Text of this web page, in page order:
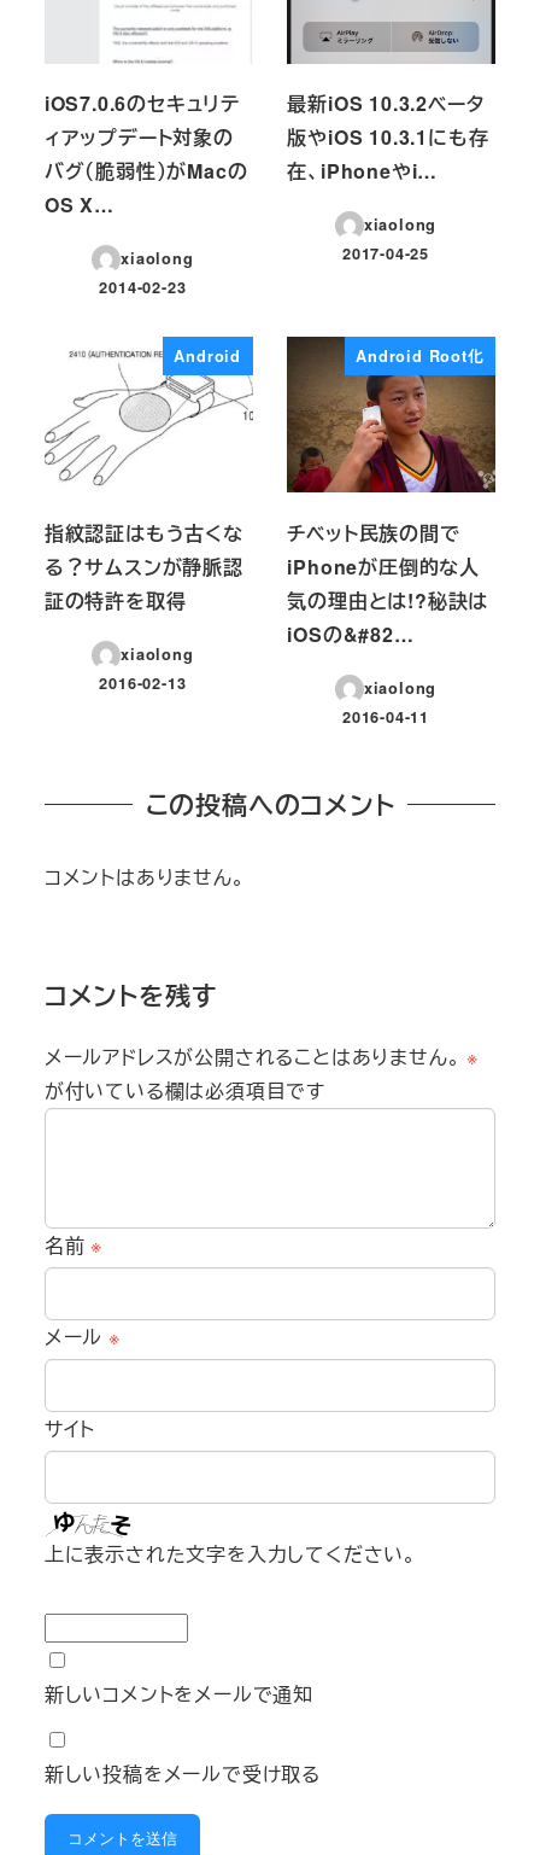
iOS7.0.6のセキュリテ
ィアップデート対象の
バグ（脆弱性）がMacの
OS X…
xiaolong
投稿日
2014-02-23
最新iOS 10.3.2ベータ
版やiOS 10.3.1にも存
在、iPhoneやi…
xiaolong
投稿日
2017-04-25
Android
指紋認証はもう古くな
る？サムスンが静脈認
証の特許を取得
xiaolong
投稿日
2016-02-13
Android Root化
チベット民族の間で
iPhoneが圧倒的な人
気の理由とは!?秘訣は
iOSの&#82…
xiaolong
投稿日
2016-04-11
この投稿へのコメント
コメントはありません。
コメントを残す
メールアドレスが公開されることはありません。 ※
が付いている欄は必須項目です
名前※
メール ※
サイト
上に表示された文字を入力してください。
新しいコメントをメールで通知
新しい投稿をメールで受け取る